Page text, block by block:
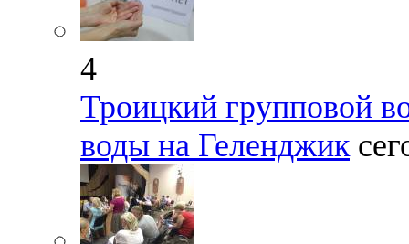
4
Троицкий групповой
воды на Геленджик